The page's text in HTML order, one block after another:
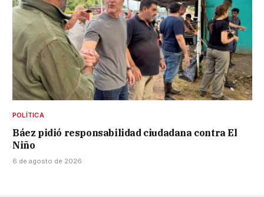
POLÍTICA
Báez pidió responsabilidad ciudadana contra El
Niño
6 de agosto de 2026